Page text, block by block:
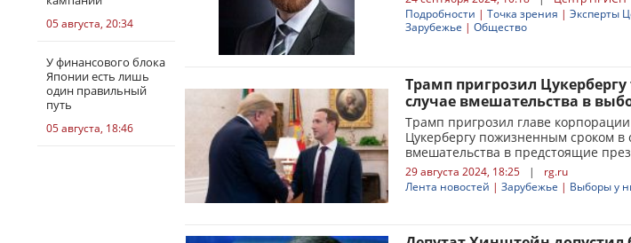
05 августа, 20:34
У финансового блока
Японии есть лишь
один правильный
путь
05 августа, 18:46
Подробности | Точка зрения | Эксперты
Зарубежье | Общество
Трамп пригрозил
случае вмешательства в
Трамп пригрозил главе
Цукербергу пожизненным сроком в
вмешательства в предстоящие
29 августа 2024, 18:25 |
rg.ru
Лента новостей | Зарубежье | Выборы у